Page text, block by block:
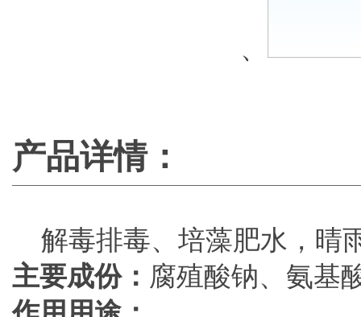
、
产品详情：
解毒排毒、培藻肥水，晴
主要成份： 腐殖酸钠、氨基